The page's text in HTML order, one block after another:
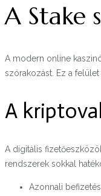
A Stake
A modern online
szórakozást. Ez a
A
A digitális
rendszerek sokkal
Azonnali